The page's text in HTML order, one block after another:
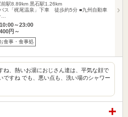
前駅8.89km 黒石駅1.26km
ス「梶尾温泉」下車 徒歩約5分 ■九州自動車
～23:00
円～
食事・食事処
ね、熱いお湯におじさん達は、平気な顔で
ですね でも、悪い点も、洗い場のシャワー